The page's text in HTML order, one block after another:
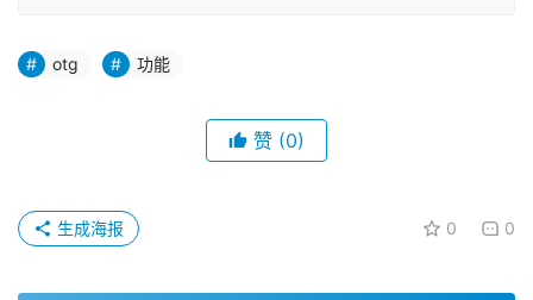
otg 功能
赞 (0)
0 0
生成海报